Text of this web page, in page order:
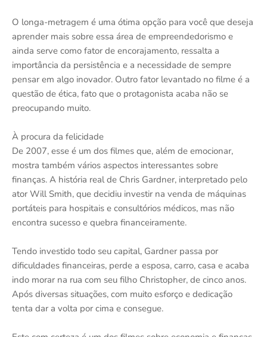
O longa-metragem é uma ótima opção para você que deseja
aprender mais sobre essa área de empreendedorismo e
ainda serve como fator de encorajamento, ressalta a
importância da persistência e a necessidade de sempre
pensar em algo inovador. Outro fator levantado no filme é a
questão de ética, fato que o protagonista acaba não se
preocupando muito.
À procura da felicidade
De 2007, esse é um dos filmes que, além de emocionar,
mostra também vários aspectos interessantes sobre
finanças. A história real de Chris Gardner, interpretado pelo
ator Will Smith, que decidiu investir na venda de máquinas
portáteis para hospitais e consultórios médicos, mas não
encontra sucesso e quebra financeiramente.
Tendo investido todo seu capital, Gardner passa por
dificuldades financeiras, perde a esposa, carro, casa e acaba
indo morar na rua com seu filho Christopher, de cinco anos.
Após diversas situações, com muito esforço e dedicação
tenta dar a volta por cima e consegue.